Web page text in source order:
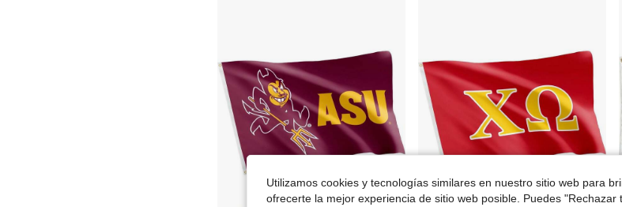
Utilizamos cookies y tecnologías similares en nuestro sitio web para
ofrecerte la mejor experiencia de sitio web posible. Puedes